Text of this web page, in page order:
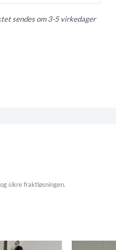
avsendes om 3-5 virkedager
sikre fraktløsningen.